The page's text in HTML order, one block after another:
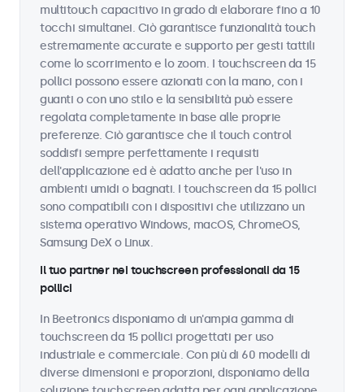
multitouch capacitivo in grado di elaborare fino a 10
tocchi simultanei. Ciò garantisce funzionalità touch
estremamente accurate e supporto per gesti tattili
come lo scorrimento e lo zoom. I touchscreen da 15
pollici possono essere azionati con la mano, con i
guanti o con uno stilo e la sensibilità può essere
regolata completamente in base alle proprie
preferenze. Ciò garantisce che il touch control
soddisfi sempre perfettamente i requisiti
dell'applicazione ed è adatto anche per l'uso in
ambienti umidi o bagnati. I touchscreen da 15 pollici
sono compatibili con i dispositivi che utilizzano un
sistema operativo Windows, macOS, ChromeOS,
Samsung DeX o Linux.
Il tuo partner nei touchscreen professionali da 15
pollici
In Beetronics disponiamo di un'ampia gamma di
touchscreen da 15 pollici progettati per uso
industriale e commerciale. Con più di 60 modelli di
diverse dimensioni e proporzioni, disponiamo della